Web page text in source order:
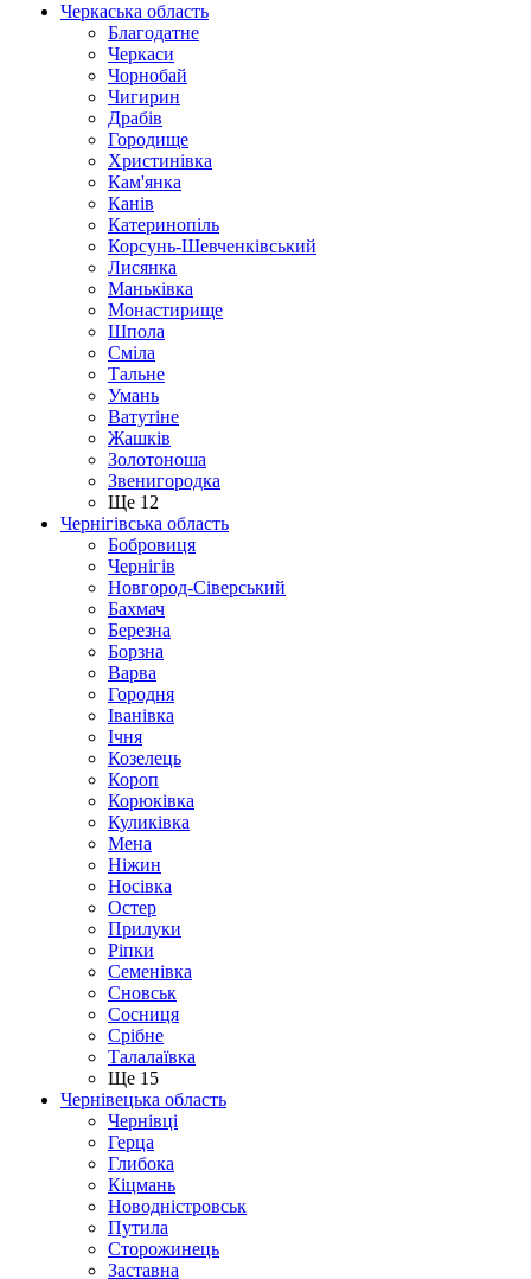
Черкаська область
Благодатне
Черкаси
Чорнобай
Чигирин
Драбів
Городище
Христинівка
Кам'янка
Канів
Катеринопіль
Корсунь-Шевченківський
Лисянка
Маньківка
Монастирище
Шпола
Сміла
Тальне
Умань
Ватутіне
Жашків
Золотоноша
Звенигородка
Ще 12
Чернігівська область
Бобровиця
Чернігів
Новгород-Сіверський
Бахмач
Березна
Борзна
Варва
Городня
Іванівка
Ічня
Козелець
Короп
Корюківка
Куликівка
Мена
Ніжин
Носівка
Остер
Прилуки
Ріпки
Семенівка
Сновськ
Сосниця
Срібне
Талалаївка
Ще 15
Чернівецька область
Чернівці
Герца
Глибока
Кіцмань
Новодністровськ
Путила
Сторожинець
Заставна